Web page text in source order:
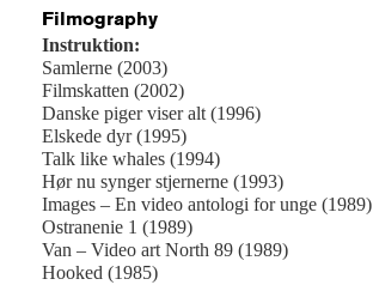
Filmography
Instruktion:
Samlerne (2003)
Filmskatten (2002)
Danske piger viser alt (1996)
Elskede dyr (1995)
Talk like whales (1994)
Hør nu synger stjernerne (1993)
Images – En video antologi for unge (1989)
Ostranenie 1 (1989)
Van – Video art North 89 (1989)
Hooked (1985)